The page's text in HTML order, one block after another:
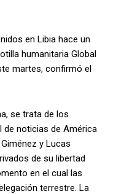
en Libia hace un
humanitaria Global
martes, confirmó el
se trata de los
de noticias de América
y Lucas
de su libertad
en el cual las
terrestre. La